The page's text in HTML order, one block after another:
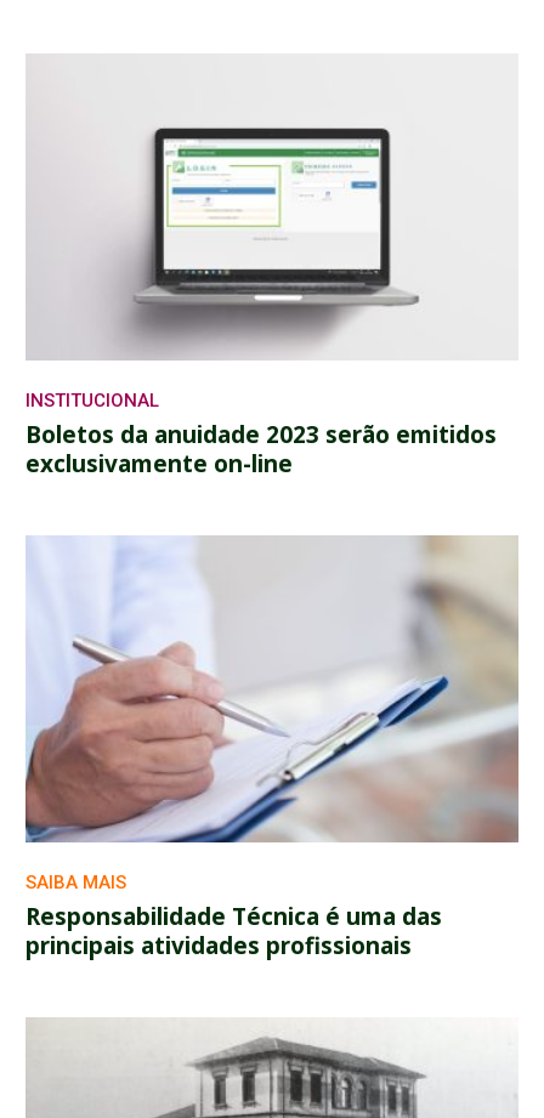
INSTITUCIONAL
Boletos da anuidade 2023 serão emitidos
exclusivamente on-line
SAIBA MAIS
Responsabilidade Técnica é uma das
principais atividades profissionais